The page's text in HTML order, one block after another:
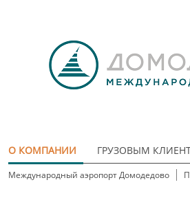
О КОМПАНИИ ГРУЗОВЫМ
Международный аэропорт Домодедово